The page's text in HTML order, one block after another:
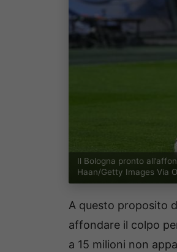
Il Bologna pronto
Haan/Getty Images Via
A questo proposito
affondare il colpo
a 15 milioni non